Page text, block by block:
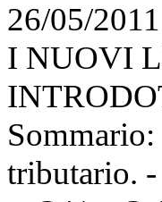
26/05/
I NUOVI
tributario. -